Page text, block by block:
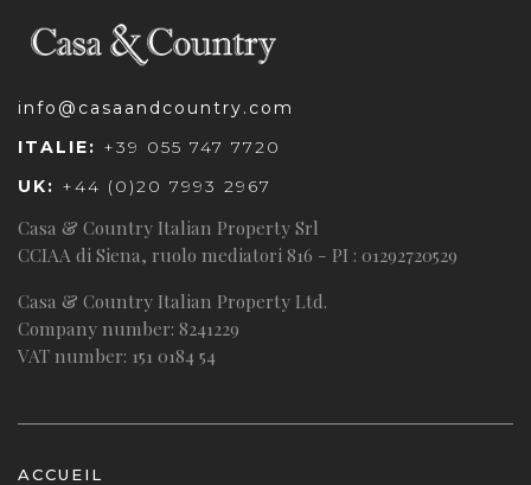
info@casaandcountry.com
ITALIE: +39 055 747 7720
UK: +44 (0)20 7993 2967
Casa & Country Italian Property Srl
CCIAA di Siena, ruolo mediatori 816 - PI : 01292720529
Casa & Country Italian Property Ltd.
Company number: 8241229
VAT number: 151 0184 54
ACCUEIL